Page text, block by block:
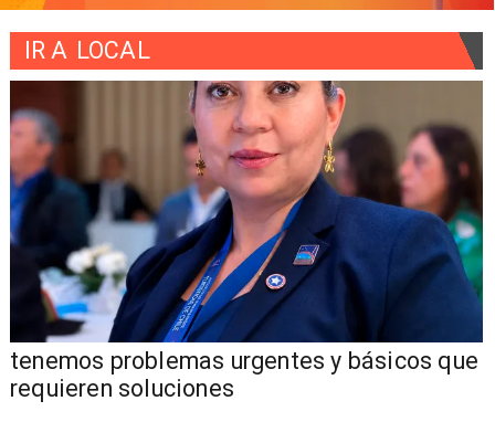
IR A LOCAL
tenemos problemas urgentes y básicos que
requieren soluciones